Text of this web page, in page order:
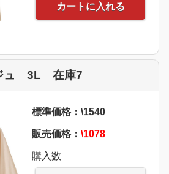
カートに入れる
ュ 3L 在庫7
標準価格：\1540
販売価格： \1078
購入数